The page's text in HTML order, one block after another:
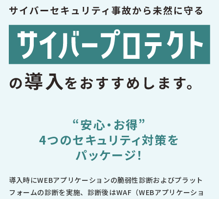
“安心・お得”
4つのセキュリティ対策を
パッケージ！
導入時にWEBアプリケーションの脆弱性診断およびプラット
フォームの診断を実施、診断後はWAF（WEBアプリケーショ